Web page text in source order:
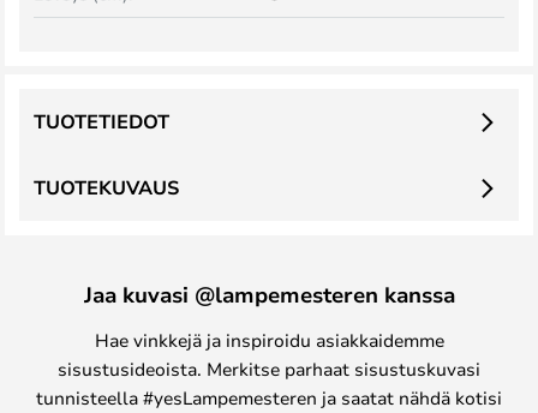
TUOTEKUVAUS
TUOTETIEDOT
Jaa kuvasi @lampemesteren kanssa
Hae vinkkejä ja inspiroidu asiakkaidemme
sisustusideoista. Merkitse parhaat sisustuskuvasi
tunnisteella #yesLampemesteren ja saatat nähdä kotisi